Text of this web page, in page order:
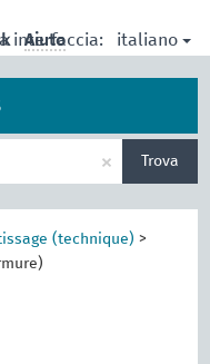
interfaccia: italiano
Aiuto
× Trova
(technique) >